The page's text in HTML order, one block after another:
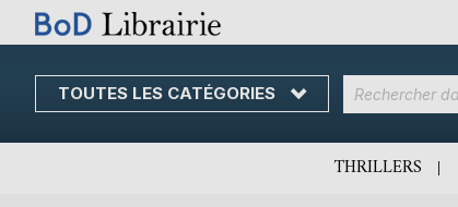
TOUTES LES CATÉGORIES
Skip
Content
THRILLERS